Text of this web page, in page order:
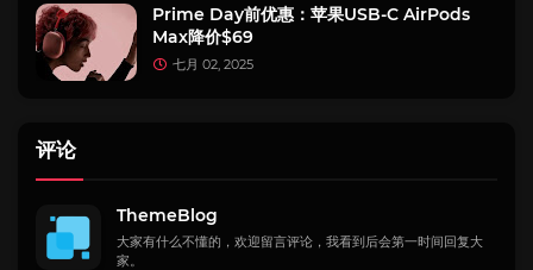
Prime Day前优惠：苹果USB-C AirPods
Max降价$69
七月 02, 2025
评论
ThemeBlog
大家有什么不懂的，欢迎留言评论，我看到后会第一时间回复大
家。